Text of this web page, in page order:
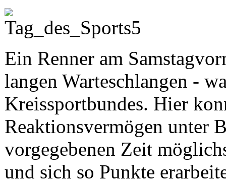
Ein Renner am
langen Warteschlangen -
Kreissportbundes. Hier
Reaktionsvermögen unter
vorgegebenen Zeit
und sich so Punkte